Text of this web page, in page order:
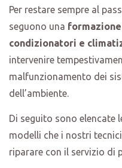
Per restare sempre al
seguono una
condizionatori e
intervenire
malfunzionamento dei
dell’ambiente.
Di seguito sono elencate
modelli che i nostri
riparare con il servizio di